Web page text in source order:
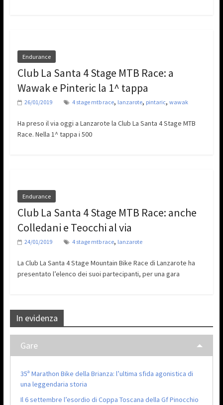
Endurance
Club La Santa 4 Stage MTB Race: a
Wawak e Pinteric la 1^ tappa
26/01/2019 4 stage mtb race, lanzarote, pintaric, wawak
Ha preso il via oggi a Lanzarote la Club La Santa 4 Stage MTB
Race. Nella 1^ tappa i 500
Endurance
Club La Santa 4 Stage MTB Race: anche
Colledani e Teocchi al via
24/01/2019 4 stage mtb race, lanzarote
La Club La Santa 4 Stage Mountain Bike Race di Lanzarote ha
presentato l’elenco dei suoi partecipanti, per una gara
In evidenza
Gare
35ª Marathon Bike della Brianza: l’ultima sfida agonistica di
una leggendaria storia
Il 6 settembre l’esordio di Coppa Toscana della Gf Pinocchio